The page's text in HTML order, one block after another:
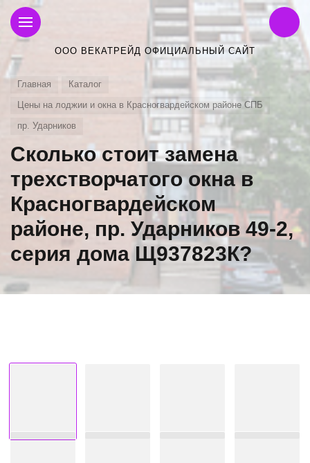
ООО ВЕКАТРЕЙД ОФИЦИАЛЬНЫЙ САЙТ
Главная
Каталог
Цены на лоджии и окна в Красногвардейском районе СПБ
пр. Ударников
Сколько стоит замена
трехстворчатого окна в
Красногвардейском
районе, пр. Ударников 49-2,
серия дома Щ937823К?